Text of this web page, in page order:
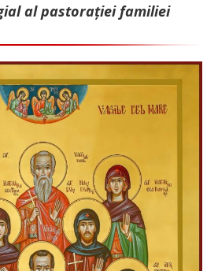
al pastorației familiei